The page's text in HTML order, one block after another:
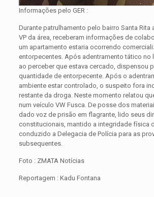
Informações pelo GER :
Durante patrulhamento pelo bairro Santa Rita
VP da área, receberam informações de
um apartamento estaria ocorrendo
entorpecentes. Após adentramento tático no
ao perceber que estava cercado, dispensou
quantidade de entorpecente. Após o
ambiente estar controlado, o suspeito fora
restante da droga. Neste momento relatou
num veículo VW Fusca. De posse dos
dado voz de prisão em flagrante, lido seus
constitucionais, mantido a integridade física
conduzido a Delegacia de Polícia para as
subsequentes.
Foto : ZMATA Notícias
Reportagem : Kadu Fontana